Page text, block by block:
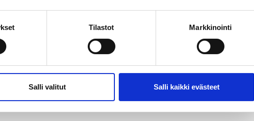
kohteista sen perusteella millaisilla sivustoilla kävijän selain
sekä tämän datan perusteella arvioi kävijän demografia-tietoja. Google
tai yksittäisistä kävijöistä ei kerätä."
Tilastot Markkinointi
Salli valitut Salli kaikki evästeet